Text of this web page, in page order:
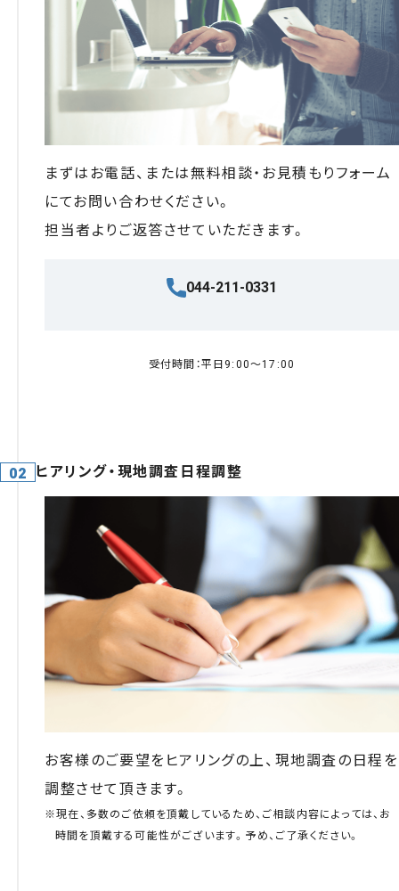
まずはお電話、または無料相談・お見積もりフォーム
にてお問い合わせください。
担当者よりご返答させていただきます。
044-211-0331
受付時間：平日9:00〜17:00
ヒアリング・現地調査日程調整
お客様のご要望をヒアリングの上、現地調査の日程を
調整させて頂きます。
※現在、多数のご依頼を頂戴しているため、ご相談内容によっては、お
時間を頂戴する可能性がございます。予め、ご了承ください。